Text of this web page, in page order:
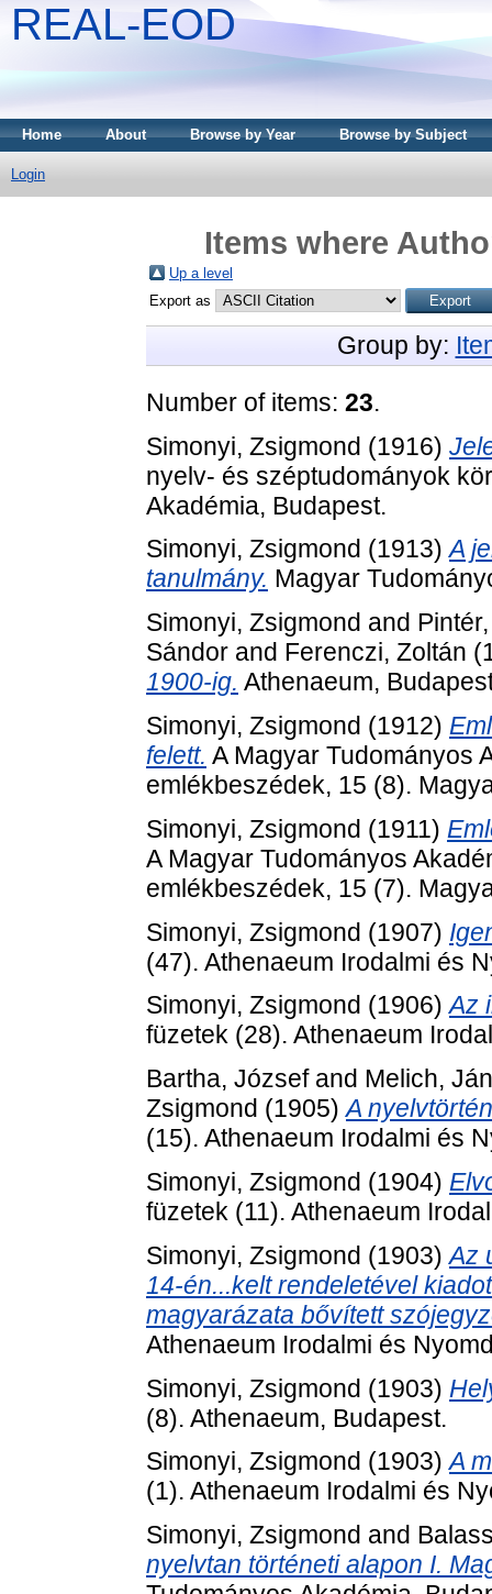
REAL-EOD
Home About Browse by Year Browse by Subject
Login
Items where
Up a level
Export as
Group by:
Number of items: 23.
Simonyi, Zsigmond (1916)
nyelv- és széptudományok
Akadémia, Budapest.
Simonyi, Zsigmond (1913)A
tanulmány. Magyar
Simonyi, Zsigmond and
Sándor and Ferenczi, Zoltán
1900-ig. Athenaeum,
Simonyi, Zsigmond (1912)
felett. A Magyar Tudományos
emlékbeszédek, 15 (8).
Simonyi, Zsigmond (1911)
A Magyar Tudományos
emlékbeszédek, 15 (7).
Simonyi, Zsigmond (1907)
(47). Athenaeum Irodalmi és
Simonyi, Zsigmond (1906)Az
füzetek (28). Athenaeum
Bartha, Józsefand Melich,
Zsigmond (1905)A
(15). Athenaeum Irodalmi és
Simonyi, Zsigmond (1904)
füzetek (11). Athenaeum
Simonyi, Zsigmond (1903)Az
14-én...kelt rendeletével
magyarázata bővített
Athenaeum Irodalmi és
Simonyi, Zsigmond (1903)
(8). Athenaeum, Budapest.
Simonyi, Zsigmond (1903)A
(1). Athenaeum Irodalmi és
Simonyi, Zsigmond and
nyelvtan történeti alapon I.